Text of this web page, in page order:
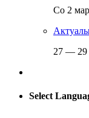
Со 2
27 — 29
Select